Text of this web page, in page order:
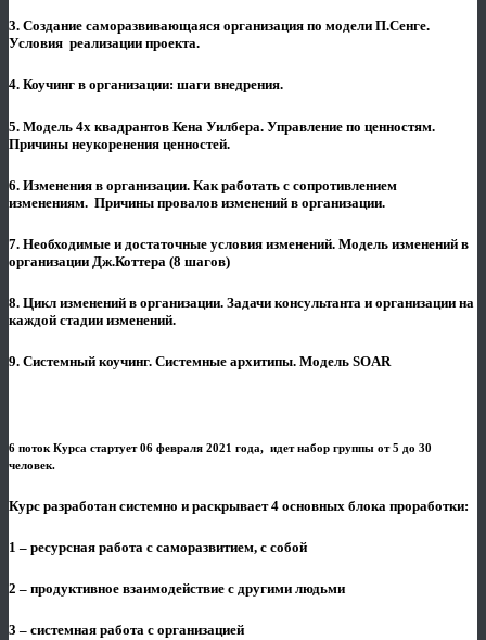
3. Создание саморазвивающаяся организация по модели П.Сенге.
Условия реализации проекта.
4. Коучинг в организации: шаги внедрения.
5. Модель 4х квадрантов Кена Уилбера. Управление по ценностям.
Причины неукоренения ценностей.
6. Изменения в организации. Как работать с сопротивлением
изменениям. Причины провалов изменений в организации.
7. Необходимые и достаточные условия изменений. Модель изменений в
организации Дж.Коттера (8 шагов)
8. Цикл изменений в организации. Задачи консультанта и организации на
каждой стадии изменений.
9. Системный коучинг. Системные архитипы. Модель SOAR
6 поток Курса стартует 06 февраля 2021 года, идет набор группы от 5 до 30
человек.
Курс разработан системно и раскрывает 4 основных блока проработки:
1 – ресурсная работа с саморазвитием, с собой
2 – продуктивное взаимодействие с другими людьми
3 – системная работа с организацией